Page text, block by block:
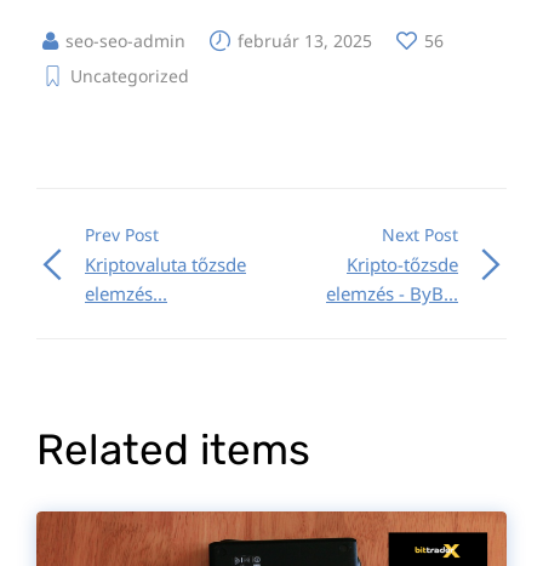
seo-seo-admin február 13, 2025
56
Uncategorized
Prev Post
Kriptovaluta tőzsde
elemzés...
Next Post
Kripto-tőzsde
elemzés - ByB...
Related items